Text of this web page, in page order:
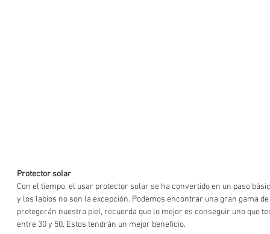
Protector solar
Con el tiempo, el usar protector solar se ha convertido en un paso
y los labios no son la excepción. Podemos encontrar una gran gama
protegerán nuestra piel, recuerda que lo mejor es conseguir uno que
entre 30 y 50. Estos tendrán un mejor beneficio.